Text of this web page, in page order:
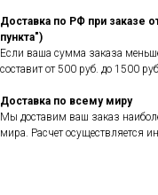
Доставка по РФ при заказе
пункта")
Если ваша сумма заказа
составит от 500 руб. до 1500
Доставка по всему миру
Мы доставим ваш заказ
мира. Расчет осуществляется